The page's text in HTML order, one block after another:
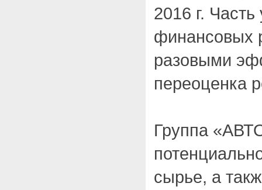
2016 г.
финансовых
разовыми
переоценка
Группа
сырье, а